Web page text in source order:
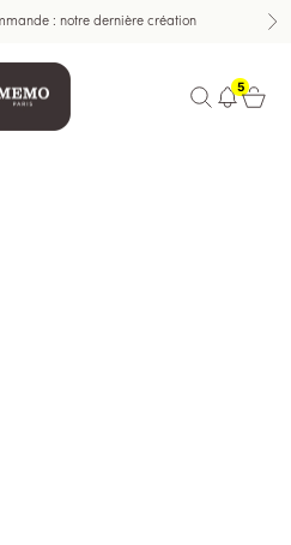
: notre dernière création
Paris
Ouvrir la
5
Ouvrir